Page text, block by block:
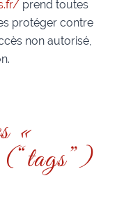
prend toutes
protéger contre
non autorisé,
«
(“tags”)